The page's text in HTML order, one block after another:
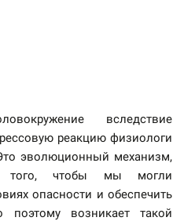
вследствие
реакцию физиологи
эволюционный механизм,
того, чтобы мы могли
опасности и обеспечить
возникает такой